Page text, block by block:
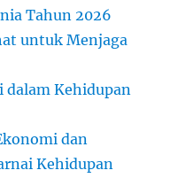
Tahun 2026
untuk Menjaga
Kehidupan
dan
Kehidupan